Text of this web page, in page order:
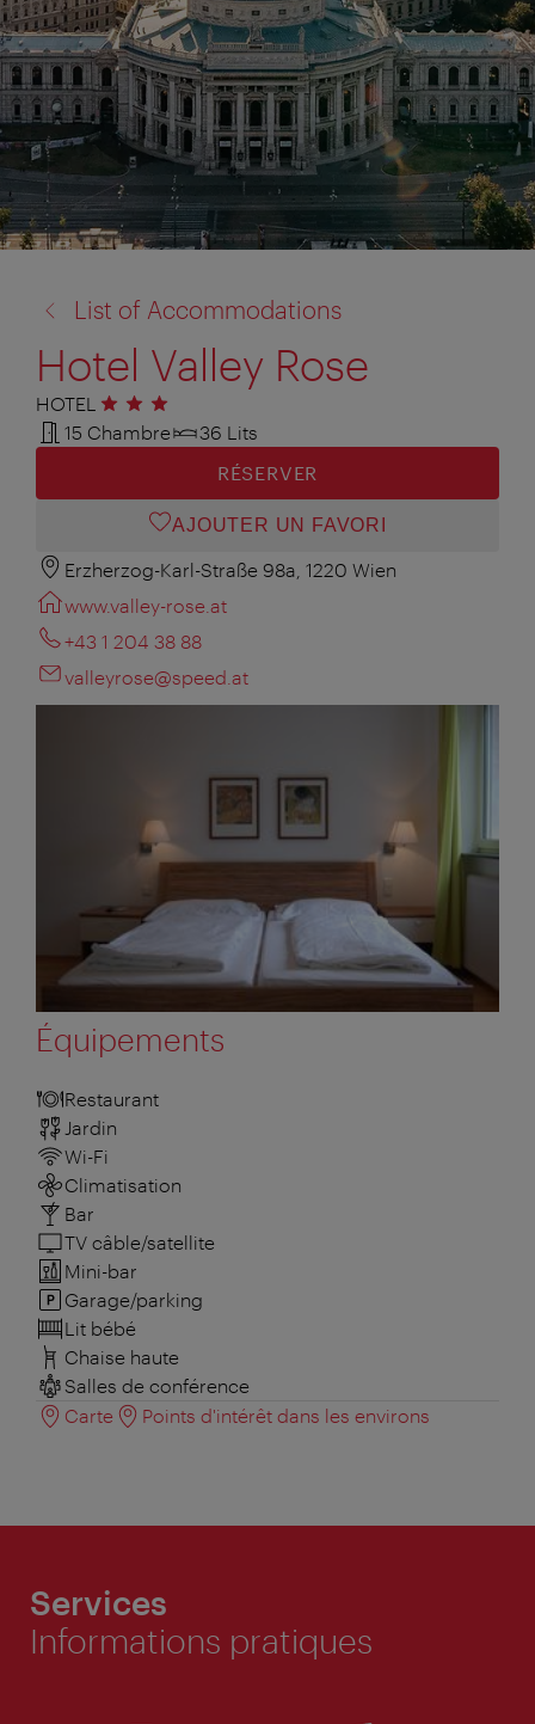
à:
List of Accommodations
Hotel Valley Rose
HOTEL 3 étoiles
15 Chambre
36 Lits
RÉSERVER
AJOUTER UN FAVORI
Erzherzog-Karl-Straße 98a, 1220 Wien
www.valley-rose.at
+43 1 204 38 88
valleyrose@speed.at
Équipements
Restaurant
Jardin
Wi-Fi
Climatisation
Bar
TV câble/satellite
Mini-bar
Garage/parking
Lit bébé
Chaise haute
Salles de conférence
Carte
Points d'intérêt dans les environs
Services
Informations pratiques